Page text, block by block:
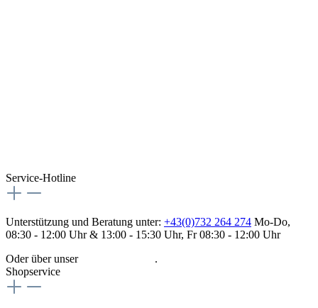
Service-Hotline
Unterstützung und Beratung unter: +43(0)732 264 274 Mo-Do,
08:30 - 12:00 Uhr & 13:00 - 15:30 Uhr, Fr 08:30 - 12:00 Uhr
Oder über unser
.
Shopservice